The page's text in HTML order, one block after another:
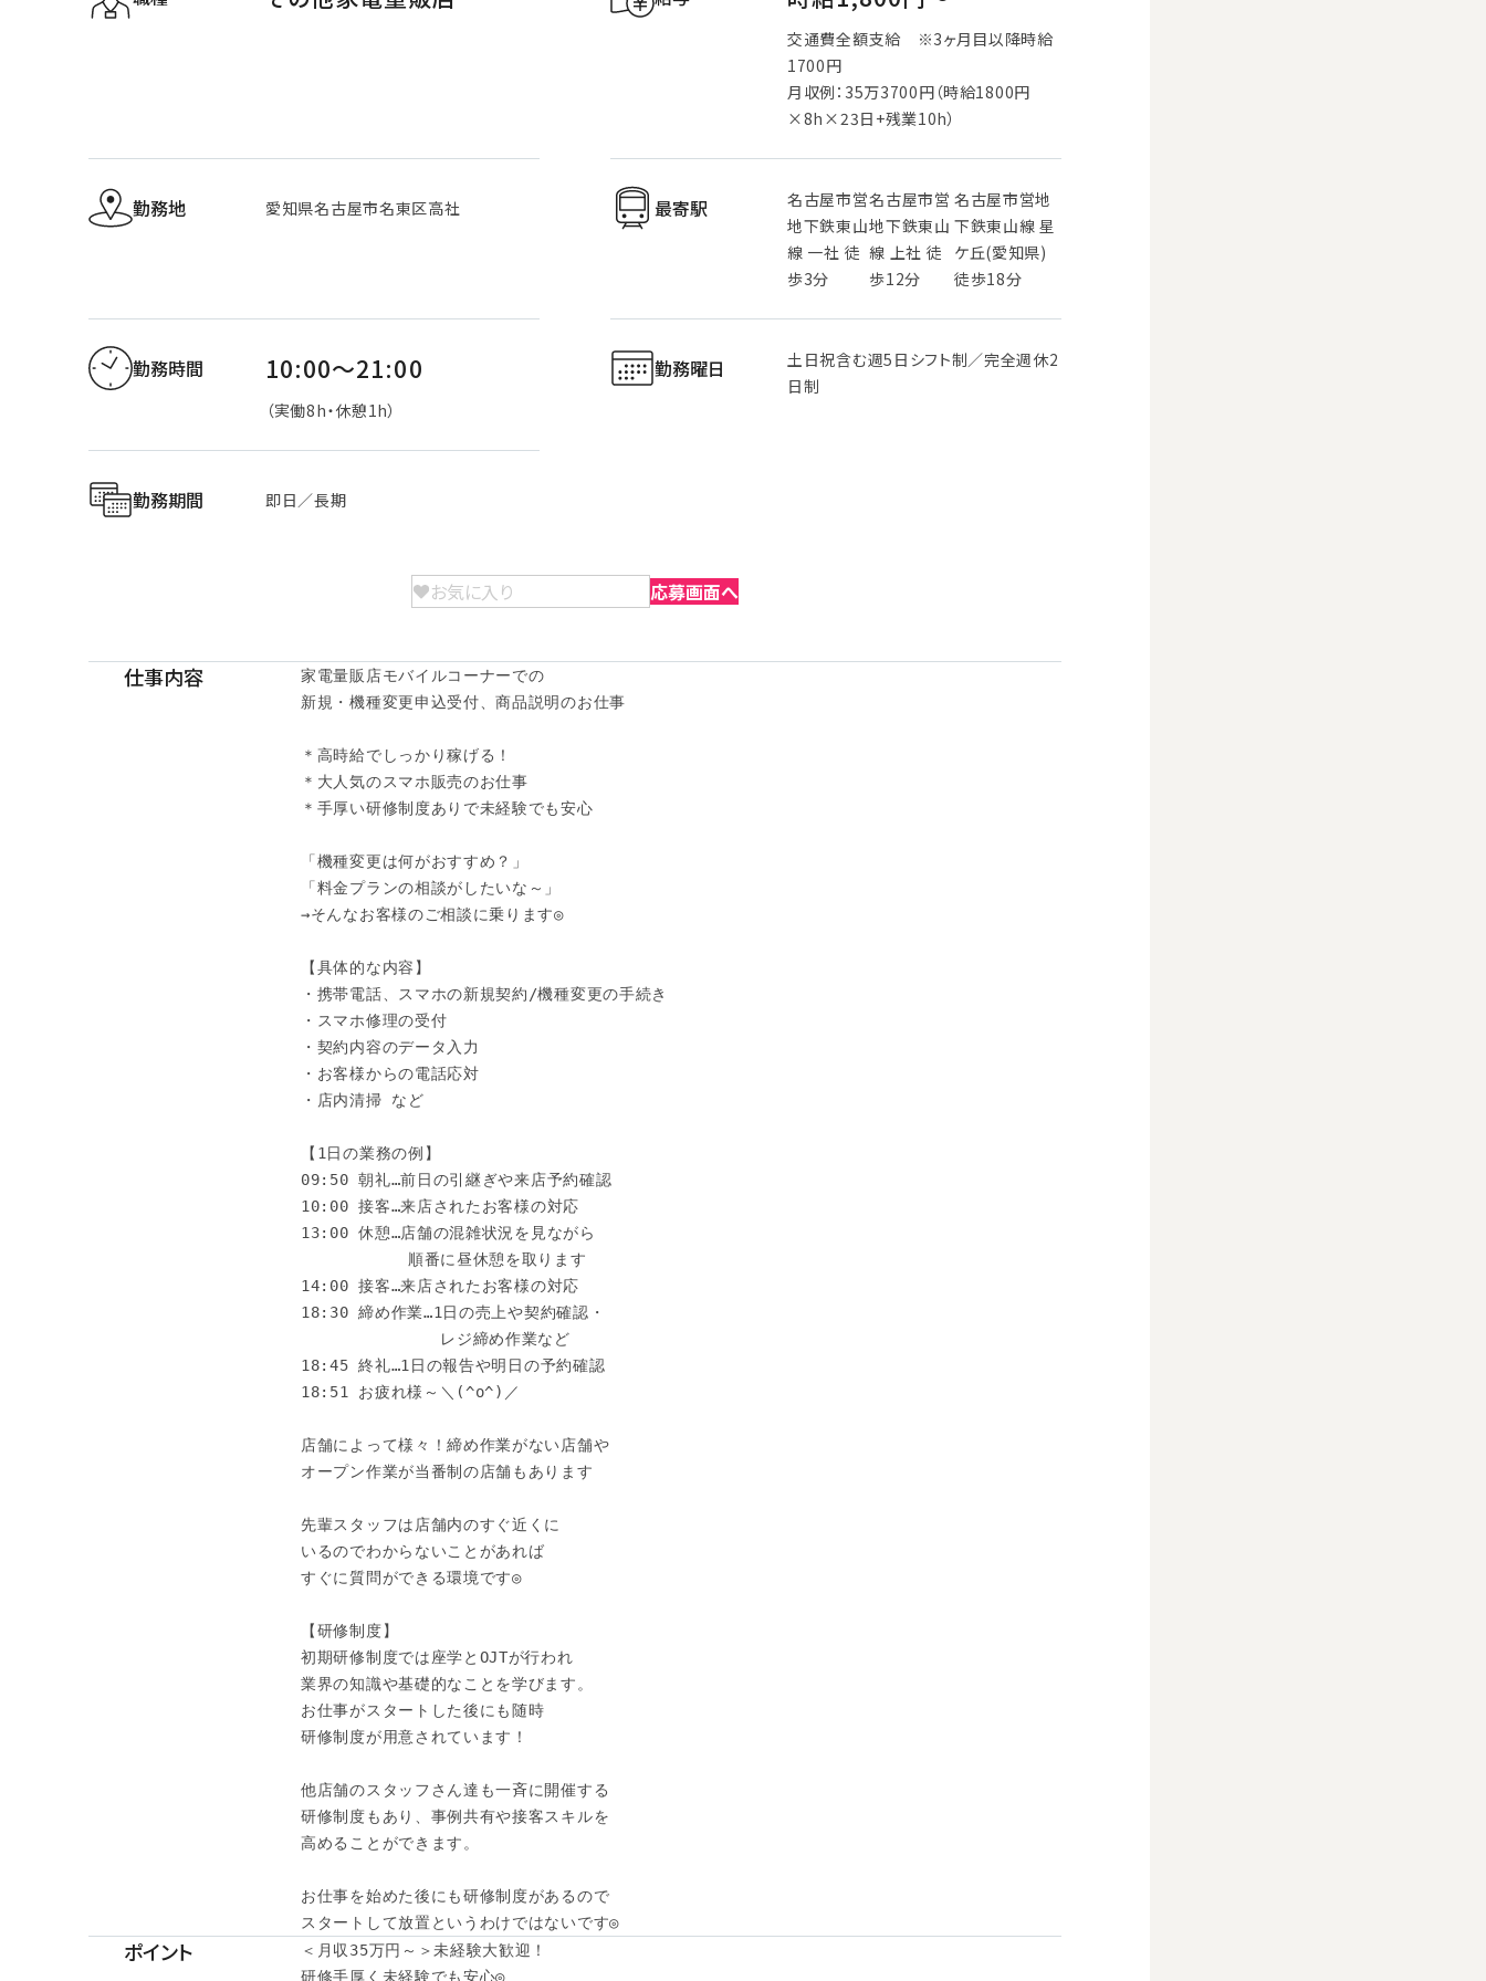
交通費全額支給 ※3ヶ月目以降時給
1700円
月収例：35万3700円（時給1800円
×8h×23日+残業10h）
勤務地 愛知県名古屋市名東区高社 最寄駅
名古屋市営
地下鉄東山
線 一社 徒
歩3分
名古屋市営
地下鉄東山
線 上社 徒
歩12分
名古屋市営地
下鉄東山線 星
ケ丘(愛知県)
徒歩18分
勤務時間 10:00～21:00
（実働8h・休憩1h）
勤務曜日
土日祝含む週5日シフト制／完全週休2
日制
勤務期間 即日／長期
お気に入り 応募画面へ
仕事内容
家電量販店モバイルコーナーでの
新規・機種変更申込受付、商品説明のお仕事
＊高時給でしっかり稼げる！
＊大人気のスマホ販売のお仕事
＊手厚い研修制度ありで未経験でも安心
「機種変更は何がおすすめ？」
「料金プランの相談がしたいな～」
→そんなお客様のご相談に乗ります◎
【具体的な内容】
・携帯電話、スマホの新規契約/機種変更の手続き
・スマホ修理の受付
・契約内容のデータ入力
・お客様からの電話応対
・店内清掃 など
【1日の業務の例】
09:50 朝礼…前日の引継ぎや来店予約確認
10:00 接客…来店されたお客様の対応
13:00 休憩…店舗の混雑状況を見ながら
順番に昼休憩を取ります
14:00 接客…来店されたお客様の対応
18:30 締め作業…1日の売上や契約確認・
レジ締め作業など
18:45 終礼…1日の報告や明日の予約確認
18:51 お疲れ様～＼(^o^)／
店舗によって様々！締め作業がない店舗や
オープン作業が当番制の店舗もあります
先輩スタッフは店舗内のすぐ近くに
いるのでわからないことがあれば
すぐに質問ができる環境です◎
【研修制度】
初期研修制度では座学とOJTが行われ
業界の知識や基礎的なことを学びます。
お仕事がスタートした後にも随時
研修制度が用意されています！
他店舗のスタッフさん達も一斉に開催する
研修制度もあり、事例共有や接客スキルを
高めることができます。
お仕事を始めた後にも研修制度があるので
スタートして放置というわけではないです◎
ポイント
＜月収35万円～＞未経験大歓迎！
研修手厚く未経験でも安心◎